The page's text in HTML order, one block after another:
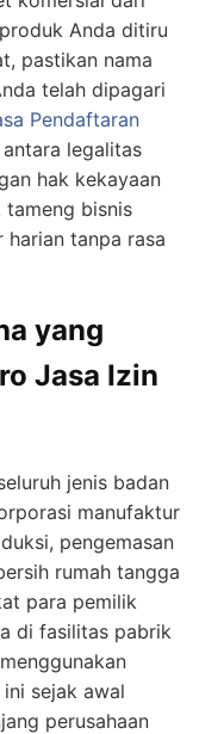
Anda ditiru
pastikan nama
telah dipagari
Pendaftaran
legalitas
hak kekayaan
tameng bisnis
tanpa rasa
yang
Jasa Izin
jenis badan
manufaktur
pengemasan
rumah tangga
para pemilik
di fasilitas pabrik
sejak awal
perusahaan